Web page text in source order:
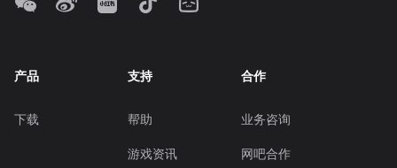
产品
下载
支持
帮助
游戏资讯
合作
业务咨询
网吧合作